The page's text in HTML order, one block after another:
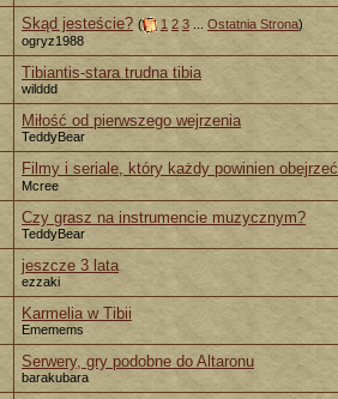
Skąd jesteście? ( 1 2 3 Ostatnia Strona)
ogryz1988
Tibiantis-stara trudna tibia
wilddd
Miłość od pierwszego wejrzenia
TeddyBear
Filmy i seriale, który każdy powinien obejrzeć
Mcree
Czy grasz na instrumencie muzycznym?
TeddyBear
jeszcze 3 lata
ezzaki
Karmelia w Tibii
Ememems
Serwery, gry podobne do Altaronu
barakubara